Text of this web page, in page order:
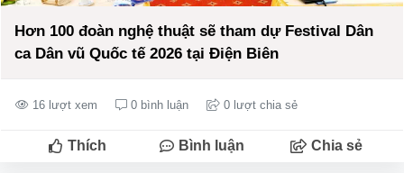
Hơn 100 đoàn nghệ thuật sẽ tham dự Festival Dân
ca Dân vũ Quốc tế 2026 tại Điện Biên
16 lượt xem 0 bình luận 0 lượt chia sẻ
Thích Bình luận Chia sẻ